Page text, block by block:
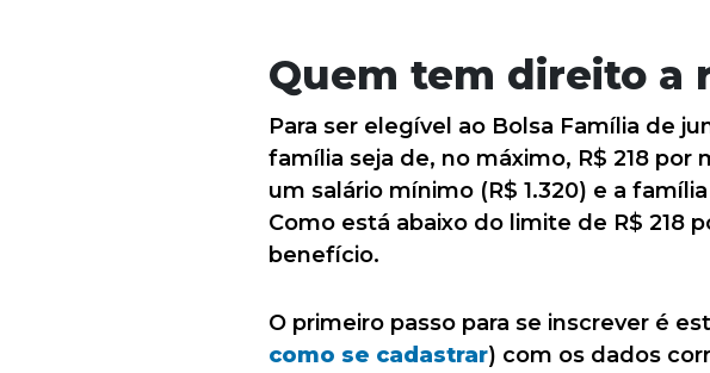
Quem tem direito a
Para ser elegível ao Bolsa Família de
família seja de, no máximo, R$ 218
um salário mínimo (R$ 1.320) e a
Como está abaixo do limite de R$ 218
benefício.
O primeiro passo para se inscrever é
como se cadastrar) com os dados